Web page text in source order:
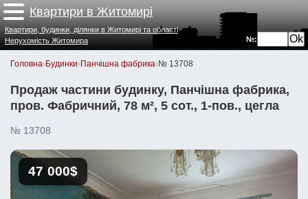
Квартири в Житомирі
№:
Квартири, будинки, ділянки в Житомирі та області
Нерухомість Житомира
Головна›Будинки›Панчішна фабрика›№ 13708
Продаж частини будинку, Панчішна фабрика,
пров. Фабричний, 78 м², 5 сот., 1-пов., цегла
№ 13708
47 000$